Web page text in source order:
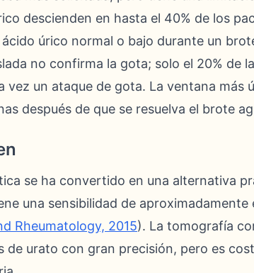
descienden en hasta el 40% de los
ácido úrico normal o bajo durante un
no confirma la gota; solo el 20% de
vez un ataque de gota. La ventana más
después de que se resuelva el brote
se ha convertido en una alternativa
una sensibilidad de aproximadamente
Rheumatology, 2015). La tomografía
de urato con gran precisión, pero es